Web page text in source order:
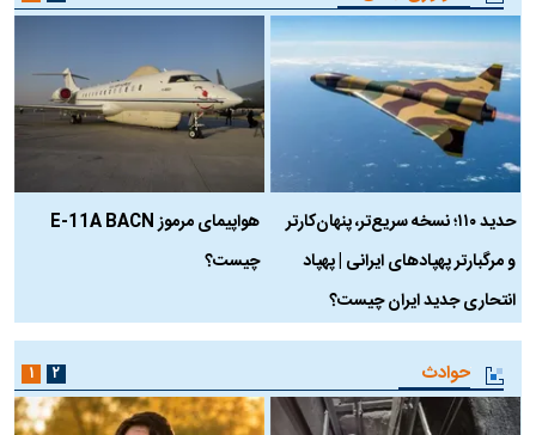
حدید ۱۱۰؛ نسخه سریع‌تر، پنهان‌کارتر
و مرگبارتر پهپادهای ایرانی | پهپاد
انتحاری جدید ایران چیست؟
هواپیمای مرموز E-11A BACN
چیست؟
حوادث ۱ ۲